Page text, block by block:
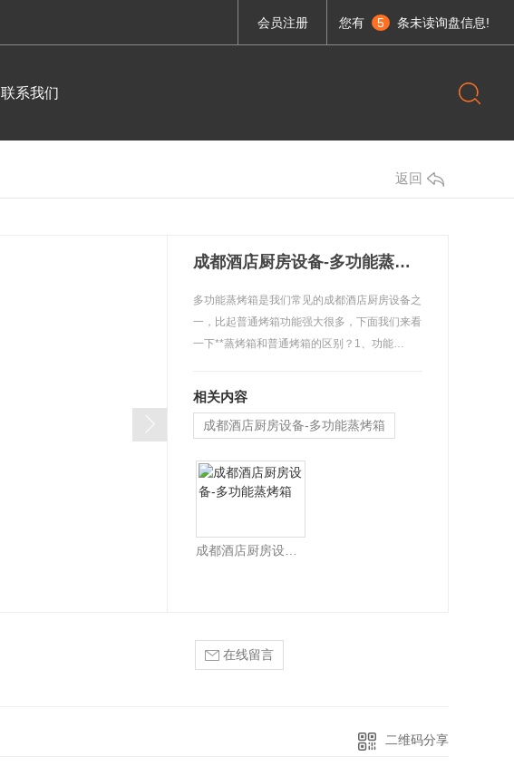
您有 5 条未读询盘信息!
会员注册
调理设备系列
成都不锈钢厨具-直角油网烟罩Lx1400x600
成都不锈钢厨具-运水烟罩Lx1400x660
成都不锈钢厨具-油网烟罩Lx1300x600
成都不锈钢厨具-油网烟罩连新风Lx1400x550
联系我们
返回
成都酒店厨房设备-多功能蒸烤箱
多功能蒸烤箱是我们常见的成都酒店厨房设备之
一，比起普通烤箱功能强大很多，下面我们来看
一下**蒸烤箱和普通烤箱的区别？1、功能…
相关内容
成都酒店厨房设备-多功能蒸烤箱
在线留言
二维码分享